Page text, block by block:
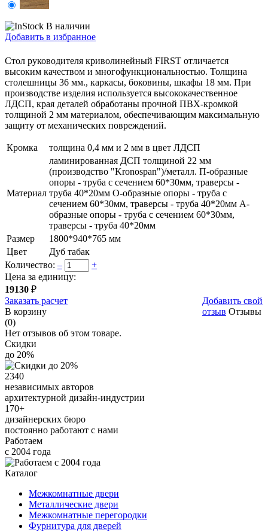
В наличии
Добавить в избранное
Стол руководителя криволинейный FIRST отличается
высоким качеством и многофункциональностью. Толщина
столешницы 36 мм., каркасы, боковины, шкафы 18 мм. При
производстве изделия используется высококачественное
ЛДСП, края деталей обработаны прочной ПВХ-кромкой
толщиной 2 мм материалом, обеспечивающим максимальную
защиту от механических повреждений.
Кромка толщина 0,4 мм и 2 мм в цвет ЛДСП
Материал
ламинированная ДСП толщиной 22 мм
(производство "Kronospan")/металл. П-образные
опоры - труба с сечением 60*30мм, траверсы -
труба 40*20мм О-образные опоры - труба с
сечением 60*30мм, траверсы - труба 40*20мм А-
образные опоры - труба с сечением 60*30мм,
траверсы - труба 40*20мм
Размер
1800*940*765 мм
Цвет
Дуб табак
Количество: –
+
Цена за единицу:
19130 ₽
Заказать расчет
В корзину
Добавить свой
отзыв Отзывы
(0)
Нет отзывов об этом товаре.
Скидки
до 20%
2340
независимых авторов
архитектурной дизайн-индустрии
170+
дизайнерских бюро
постоянно работают с нами
Работаем
с 2004 года
Каталог
Межкомнатные двери
Металлические двери
Межкомнатные перегородки
Фурнитура для дверей